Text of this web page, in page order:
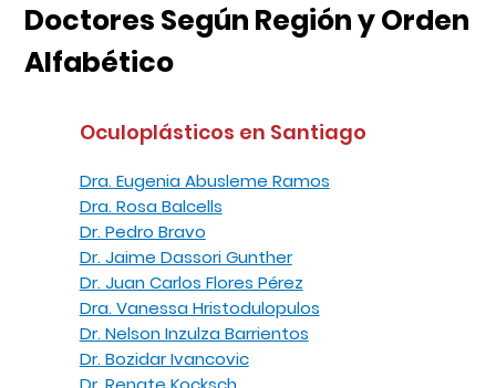
Oculoplásticos en Santiago
Dra. Eugenia Abusleme Ramos
Dra. Rosa Balcells
Dr. Pedro Bravo
Dr. Jaime Dassori Gunther
Dr. Juan Carlos Flores Pérez
Dra. Vanessa Hristodulopulos
Dr. Nelson Inzulza Barrientos
Dr. Bozidar Ivancovic
Doctores Según Región y Orden
Alfabético
Landeros
Jeanront